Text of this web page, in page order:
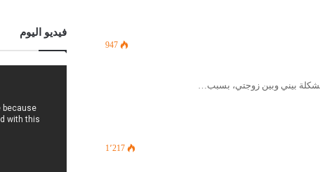
947
1٬217
فيديو اليوم